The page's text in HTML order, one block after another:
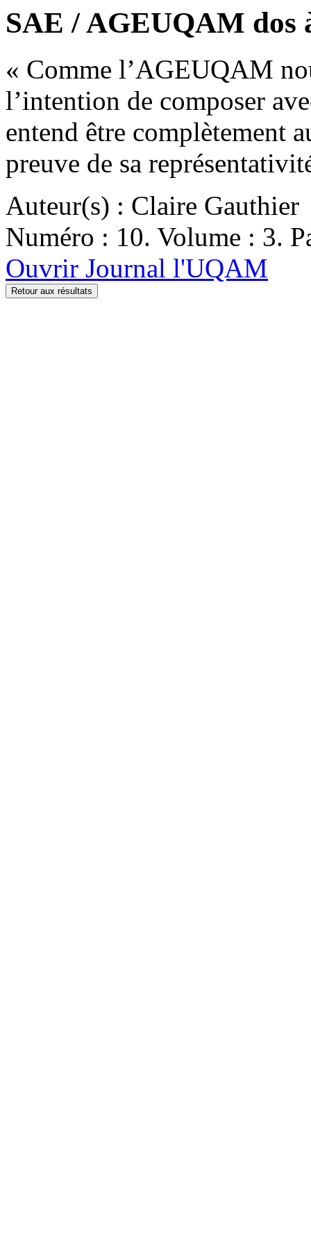
SAE / AGEUQAM dos
« Comme l’AGEUQAM
l’intention de composer
entend être complètement
preuve de sa
Auteur(s) : Claire Gauthier
Numéro : 10. Volume : 3.
Ouvrir Journal l'UQAM
Retour aux résultats